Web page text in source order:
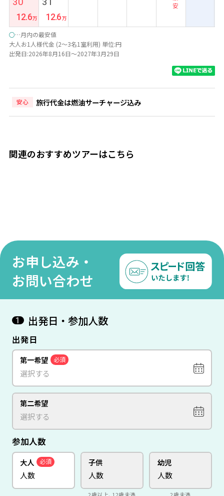
安
12.6 12.6
○…月内の最安値
大人お1人様代金 (2～3名1室利用) 単位:円
出発日:2026年8月16日～2027年3月29日
安心 旅行代金は燃油サーチャージ込み
関連のおすすめツアーはこちら
お申し込み・
お問い合わせ
1 出発日・参加人数
出発日
第一希望 必須
第二希望
参加人数
大人 必須 子供 幼児